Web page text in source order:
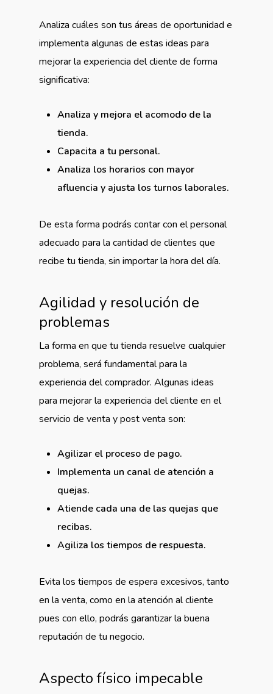
Analiza cuáles son tus áreas de oportunidad e
implementa algunas de estas ideas para
mejorar la experiencia del cliente de forma
significativa:
Analiza y mejora el acomodo de la
tienda.
Capacita a tu personal.
Analiza los horarios con mayor
afluencia y ajusta los turnos laborales.
De esta forma podrás contar con el personal
adecuado para la cantidad de clientes que
recibe tu tienda, sin importar la hora del día.
Agilidad y resolución de
problemas
La forma en que tu tienda resuelve cualquier
problema, será fundamental para la
experiencia del comprador. Algunas ideas
para mejorar la experiencia del cliente en el
servicio de venta y post venta son:
Agilizar el proceso de pago.
Implementa un canal de atención a
quejas.
Atiende cada una de las quejas que
recibas.
Agiliza los tiempos de respuesta.
Evita los tiempos de espera excesivos, tanto
en la venta, como en la atención al cliente
pues con ello, podrás garantizar la buena
reputación de tu negocio.
Aspecto físico impecable